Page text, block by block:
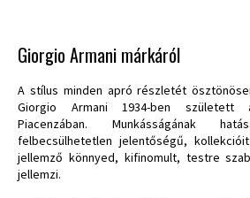
Giorgio Armani márkáról
A stílus minden apró részletét
Giorgio Armani 1934-ben született
Piacenzában. Munkásságának
felbecsülhetetlen jelentőségű,
jellemző könnyed, kifinomult, testre
jellemzi.